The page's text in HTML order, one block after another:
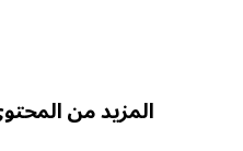
المزيد من